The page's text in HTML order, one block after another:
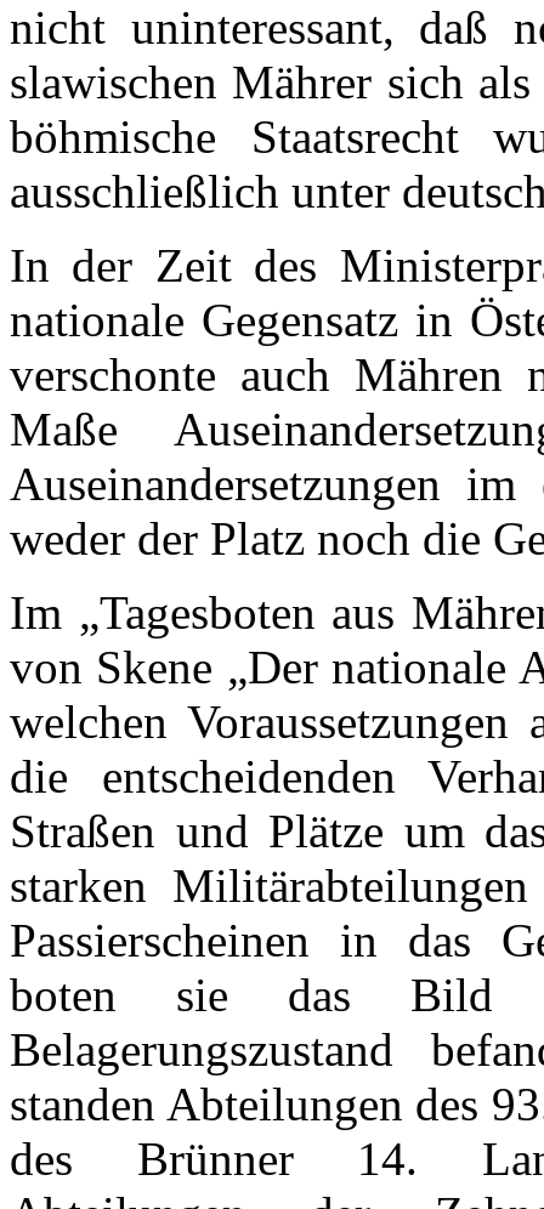
nicht uninteressant, daß
slawischen Mährer sich
böhmische Staatsrecht
ausschließlich unter
In der Zeit des
nationale Gegensatz in
verschonte auch Mähren
Maße
Auseinandersetzungen
weder der Platz noch die
Im „Tagesboten aus
von Skene „Der nationale
welchen
die entscheidenden
Straßen und Plätze um
starken
Passierscheinen in das
boten sie das Bild
Belagerungszustand
standen Abteilungen des
des Brünner 14.